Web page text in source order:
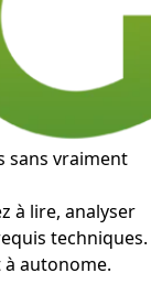
sans vraiment
à lire, analyser
techniques.
à autonome.